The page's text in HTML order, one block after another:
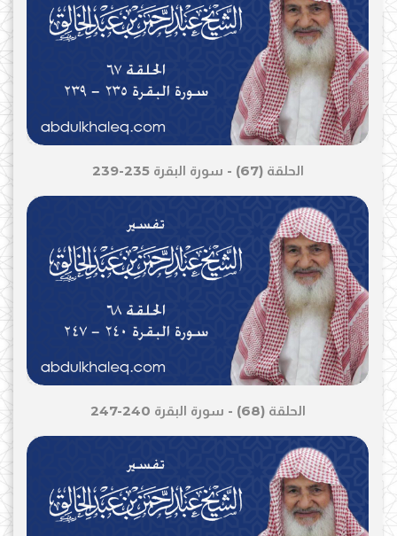
الحلقة (67) - سورة البقرة 235-239
الحلقة (68) - سورة البقرة 240-247